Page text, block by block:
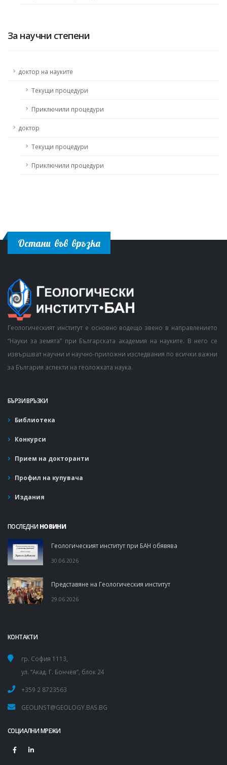
За научни степени
доктор на науките
Текущи процедури
Приключили процедури
доктор
Текущи процедури
Приключили процедури
Остани във връзка
Геологическият институт е основно водещо звено в направлението
“Науки за земята” при Българската академия на науките. В него се
извършват научни и научно-приложни изследвания по всички важни
за България аспекти на геоложката наука.
БЪРЗИ ВРЪЗКИ
Библиотека
Конкурси
Прием на докторанти
Профил на купувача
Издания
ПОСЛЕДНИ НОВИНИ
Геологическият институт при БАН обявява
30.06.2026
Представяне на Геологическия институт
29.06.2026
КОНТАКТИ
гр. София 1113,
ул. “Акад. Г. Бончев”, блок 24
+359 2 8723563
GEOLINST@GEOLOGY.BAS.BG
СОЦИАЛНИ МРЕЖИ